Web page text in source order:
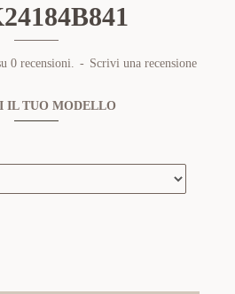
0 recensioni. - Scrivi una recensione
IL TUO MODELLO